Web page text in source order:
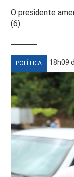
O presidente
(6)
POLÍTICA 18h09